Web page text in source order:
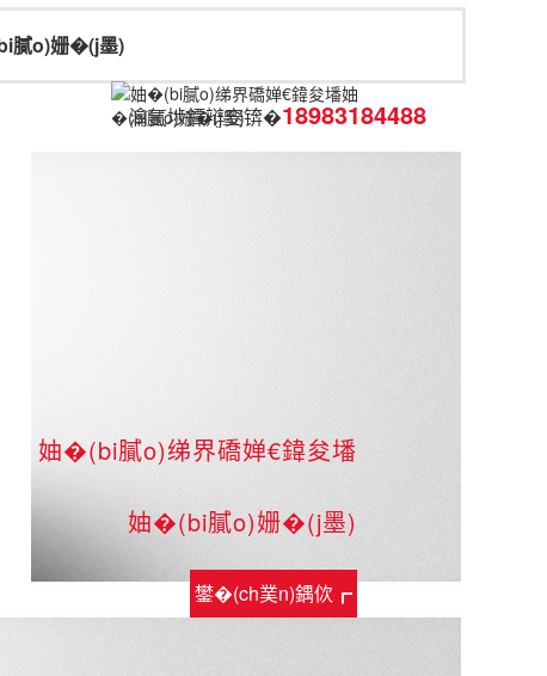
膩o)姗�(j墨)
瀹氬埗鐔辩窔锛�18983184488
妯�(bi膩o)绨界礄婵€鍏夋墦
妯�(bi膩o)姗�(j墨)
鐢�(ch菐n)鍝佽┏